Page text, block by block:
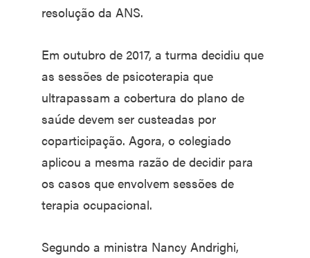
resolução da ANS.
Em outubro de 2017, a turma decidiu que
as sessões de psicoterapia que
ultrapassam a cobertura do plano de
saúde devem ser custeadas por
coparticipação. Agora, o colegiado
aplicou a mesma razão de decidir para
os casos que envolvem sessões de
terapia ocupacional.
Segundo a ministra Nancy Andrighi,